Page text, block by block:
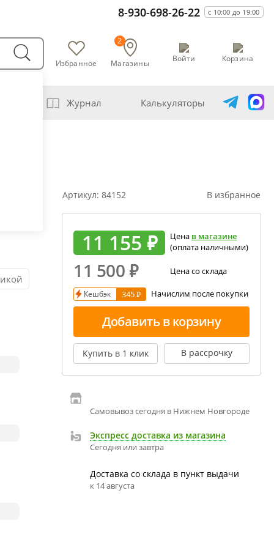
8-930-698-26-22 с 10:00 до 19:00
Избранное Магазины
2
Войти
Корзина
Журнал Калькуляторы
перегонка спирта-сырца
сахара глюкозой (декстрозой)
абсолютного спирта и отбора голов
показаний ареометра
и испарение сусла
алкоголя в пиве
В избранное
Артикул: 84152
11 155 ₽ Цена в магазине
(оплата наличными)
11 500 ₽ Цена со склада
Кешбэк 345 ₽ Начислим после покупки
Добавить в корзину
Купить в 1 клик В рассрочку
Самовывоз сегодня в Нижнем Новгороде
Экспресс доставка из магазина
Сегодня или завтра
Доставка со склада в пункт выдачи
к 14 августа